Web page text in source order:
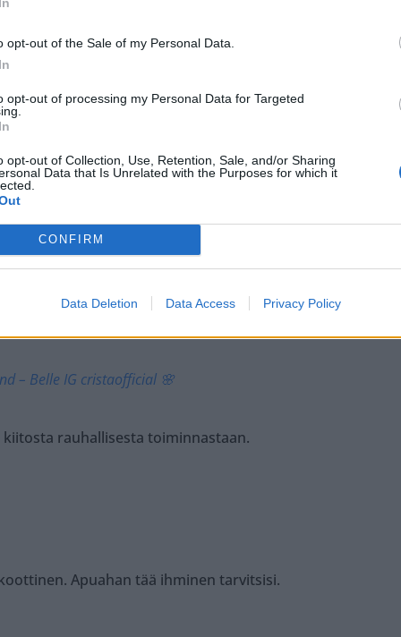
opt-out of the Sale of my Personal Data.
opt-out of processing my Personal Data for Targeted
opt-out of Collection, Use, Retention, Sale, and/or Sharing
Data that Is Unrelated with the Purposes for which it
CONFIRM
Data Deletion Data Access Privacy Policy
MUUN KIMPPUUN
MULLA ON IHANA
MUT TURVASSA ♥️
TÄYDELLISESTI
KÄYTTÄYTYY JA
NAISTA, OLI
NAINEN TAI MIES 👏🏻
VAROTTAA MUITA
– Belle IG cristaofficial 🌸
rauhallisesta toiminnastaan.
Apuahan tää ihminen tarvitsisi.